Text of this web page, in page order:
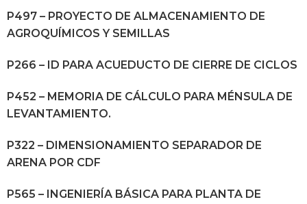
P497 – PROYECTO DE ALMACENAMIENTO DE
AGROQUÍMICOS Y SEMILLAS
P266 – ID PARA ACUEDUCTO DE CIERRE DE CICLOS
P452 – MEMORIA DE CÁLCULO PARA MÉNSULA DE
LEVANTAMIENTO.
P322 – DIMENSIONAMIENTO SEPARADOR DE
ARENA POR CDF
P565 – INGENIERÍA BÁSICA PARA PLANTA DE